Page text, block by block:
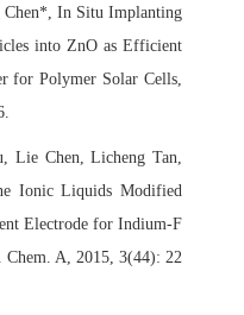
Chen*, In Situ Implanting
into ZnO as Efficient
for Polymer Solar Cells,
Lie Chen, Licheng Tan,
Ionic Liquids Modified
Electrode for Indium-F
Chem. A, 2015, 3(44): 22